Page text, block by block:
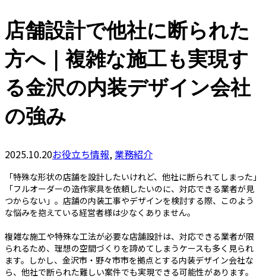
店舗設計で他社に断られた
方へ｜複雑な施工も実現す
る金沢の内装デザイン会社
の強み
2025.10.20お役立ち情報,業務紹介
「特殊な形状の店舗を設計したいけれど、他社に断られてしまった」
「フルオーダーの造作家具を依頼したいのに、対応できる業者が見
つからない」――。店舗の内装工事やデザインを検討する際、このよう
な悩みを抱えている経営者様は少なくありません。
複雑な施工や特殊な工法が必要な店舗設計は、対応できる業者が限
られるため、理想の空間づくりを諦めてしまうケースも多く見られ
ます。しかし、金沢市・野々市市を拠点とする内装デザイン会社な
ら、他社で断られた難しい案件でも実現できる可能性があります。